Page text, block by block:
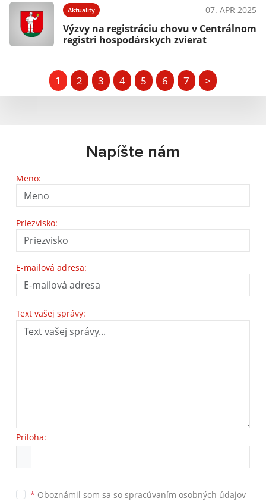
Aktuality 07. APR 2025
Výzvy na registráciu chovu v Centrálnom
registri hospodárskych zvierat
1 2 3 4 5 6 7 >
Napíšte nám
Meno:
Priezvisko:
E-mailová adresa:
Text vašej správy:
Príloha:
* Oboznámil som sa so spracúvaním osobných údajov